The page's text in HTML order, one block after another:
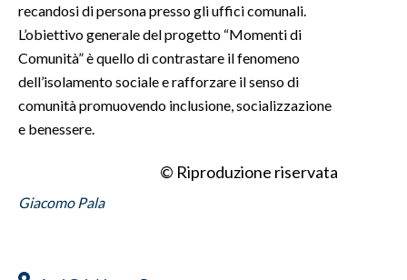
SARDI NEL MONDO
NOTIZIE
EVENTI
3 MINUTI CON
recandosi di persona presso gli uffici comunali.
L’obiettivo generale del progetto “Momenti di
Comunità” è quello di contrastare il fenomeno
dell’isolamento sociale e rafforzare il senso di
comunità promuovendo inclusione, socializzazione
e benessere.
© Riproduzione riservata
Giacomo Pala